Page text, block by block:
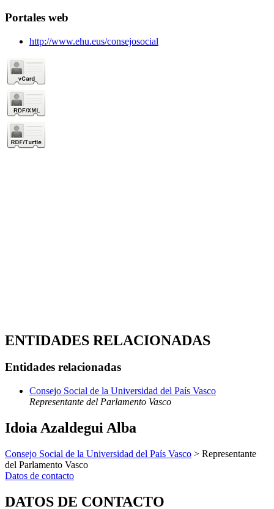
Portales web
http://www.ehu.eus/consejosocial
ENTIDADES RELACIONADAS
Entidades relacionadas
Consejo Social de la Universidad del País Vasco
Representante del Parlamento Vasco
Idoia Azaldegui Alba
Consejo Social de la Universidad del País Vasco > Representante
del Parlamento Vasco
Datos de contacto
DATOS DE CONTACTO